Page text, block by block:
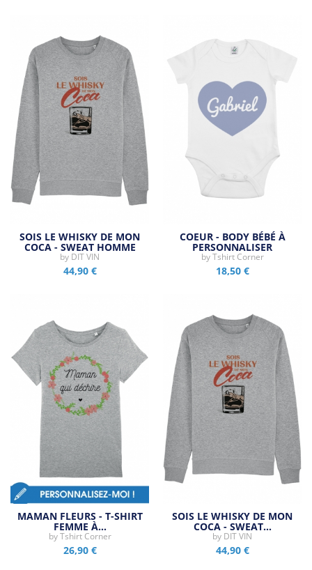
SOIS LE WHISKY DE MON
COCA - SWEAT HOMME
by DIT VIN
44,90 €
COEUR - BODY BÉBÉ À
PERSONNALISER
byTshirt Corner
18,50 €
MAMAN FLEURS - T-SHIRT
FEMME À…
byTshirt Corner
26,90 €
SOIS LE WHISKY DE MON
COCA - SWEAT…
by DIT VIN
44,90 €